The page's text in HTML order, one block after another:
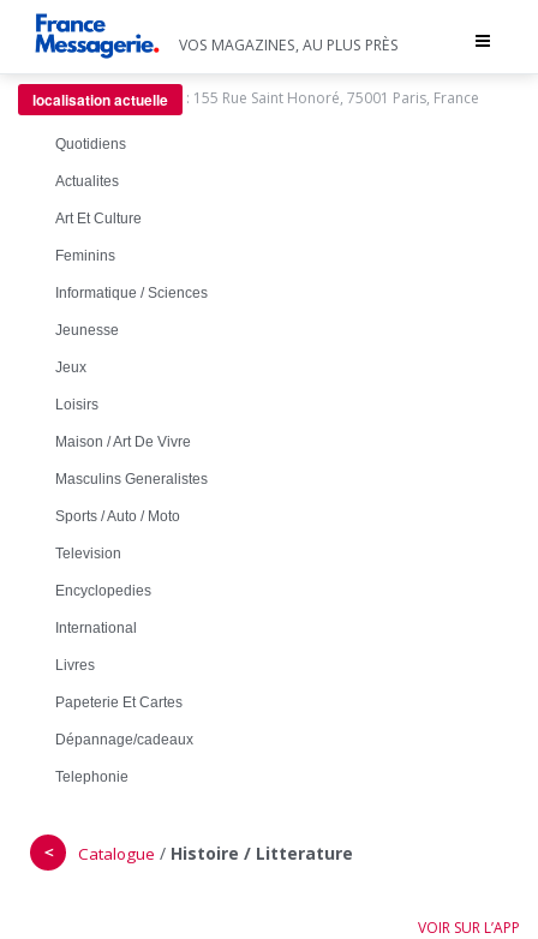
Toggle
VOS MAGAZINES, AU PLUS PRÈS
localisation actuelle : 155 Rue Saint Honoré, 75001 Paris, France
Quotidiens
Actualites
Art Et Culture
Feminins
Informatique / Sciences
Jeunesse
Jeux
Loisirs
Maison / Art De Vivre
Masculins Generalistes
Sports / Auto / Moto
Television
Encyclopedies
International
Livres
Papeterie Et Cartes
Dépannage/cadeaux
Telephonie
＜ Catalogue / Histoire / Litterature
VOIR SUR L’APP